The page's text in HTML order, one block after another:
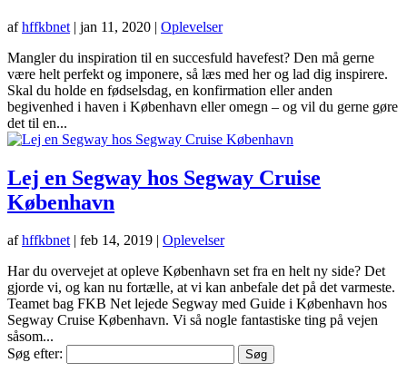
afhffkbnet | jan 11, 2020 | Oplevelser
Mangler du inspiration til en succesfuld havefest? Den må gerne
være helt perfekt og imponere, så læs med her og lad dig inspirere.
Skal du holde en fødselsdag, en konfirmation eller anden
begivenhed i haven i København eller omegn – og vil du gerne gøre
det til en...
Lej en Segway hos Segway Cruise
København
afhffkbnet| feb 14, 2019 | Oplevelser
Har du overvejet at opleve København set fra en helt ny side? Det
gjorde vi, og kan nu fortælle, at vi kan anbefale det på det varmeste.
Teamet bag FKB Net lejede Segway med Guide i København hos
Segway Cruise København. Vi så nogle fantastiske ting på vejen
såsom...
Søg efter: